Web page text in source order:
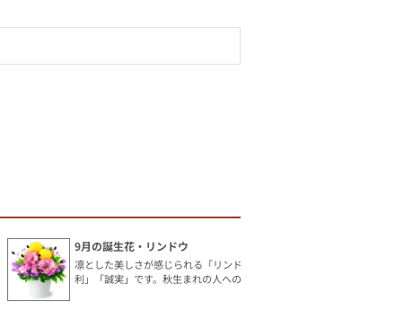
9月の誕生花・リンドウ
凛とした美しさが感じられる「リンドウ」。花言葉は「勝
利」「誠実」です。秋生まれの人へのギフトにおすすめ。